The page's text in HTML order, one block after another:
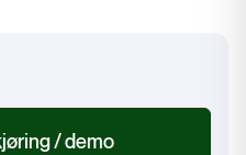
/ demo